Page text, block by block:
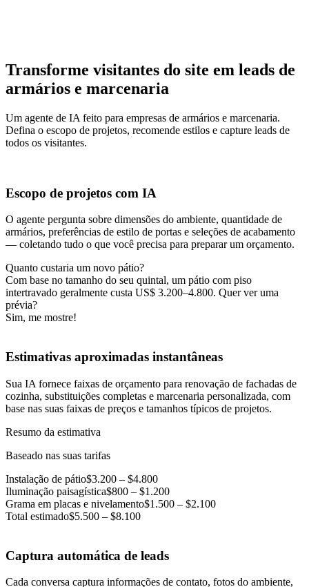
Transforme visitantes do site em leads de
armários e marcenaria
Um agente de IA feito para empresas de armários e marcenaria.
Defina o escopo de projetos, recomende estilos e capture leads de
todos os visitantes.
Escopo de projetos com IA
O agente pergunta sobre dimensões do ambiente, quantidade de
armários, preferências de estilo de portas e seleções de acabamento
— coletando tudo o que você precisa para preparar um orçamento.
Quanto custaria um novo pátio?
Com base no tamanho do seu quintal, um pátio com piso
intertravado geralmente custa US$ 3.200–4.800. Quer ver uma
prévia?
Sim, me mostre!
Estimativas aproximadas instantâneas
Sua IA fornece faixas de orçamento para renovação de fachadas de
cozinha, substituições completas e marcenaria personalizada, com
base nas suas faixas de preços e tamanhos típicos de projetos.
Resumo da estimativa
Baseado nas suas tarifas
Instalação de pátio$3.200 – $4.800
Iluminação paisagística$800 – $1.200
Grama em placas e nivelamento$1.500 – $2.100
Total estimado$5.500 – $8.100
Captura automática de leads
Cada conversa captura informações de contato, fotos do ambiente,